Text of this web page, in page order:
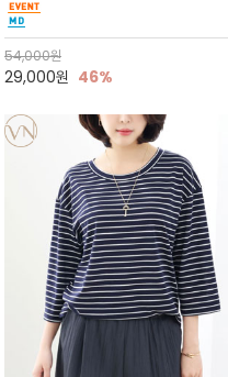
안함을 동시에 느낄수 있으며 차분하고 필요한
컬러웨이로 단독 또는 린넨 자켓/ 여름점퍼 안
코디하기 만능템 입니다^^
54,000원
29,000원 46%